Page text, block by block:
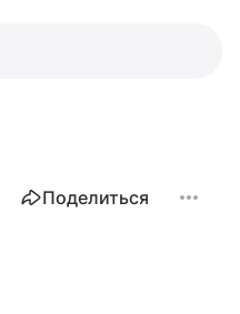
Поделиться